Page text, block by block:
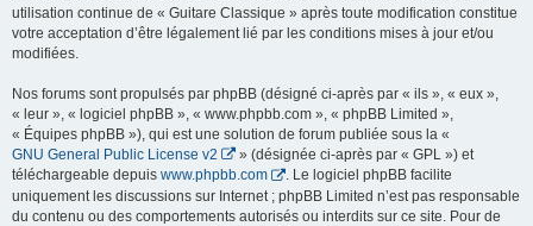
utilisation continue de « Guitare Classique » après toute modification constitue
votre acceptation d’être légalement lié par les conditions mises à jour et/ou
modifiées.
Nos forums sont propulsés par phpBB (désigné ci-après par « ils », « eux »,
« leur », « logiciel phpBB », « www.phpbb.com », « phpBB Limited »,
« Équipes phpBB »), qui est une solution de forum publiée sous la «
GNU General Public License v2
» (désignée ci-après par « GPL ») et
téléchargeable depuis www.phpbb.com
. Le logiciel phpBB facilite
uniquement les discussions sur Internet ; phpBB Limited n’est pas responsable
du contenu ou des comportements autorisés ou interdits sur ce site. Pour de